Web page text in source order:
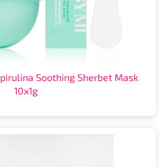
Soothing Sherbet Mask
10x1g